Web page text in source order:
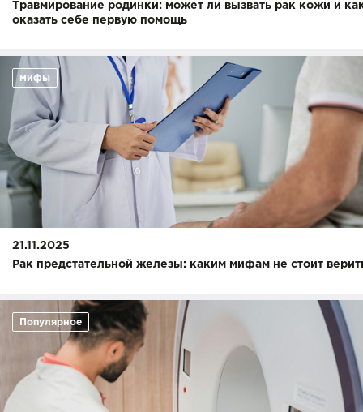
Травмирование родинки: может ли вызвать рак кожи и
оказать себе первую помощь
мифы
21.11.2025
Рак предстательной железы: каким мифам не стоит
Популярное